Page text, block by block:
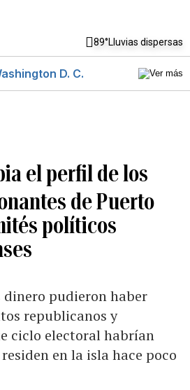
89°Lluvias dispersas
D. C.
el perfil de los
de Puerto
políticos
dinero pudieron haber
republicanos y
ciclo electoral habrían
en la isla hace poco